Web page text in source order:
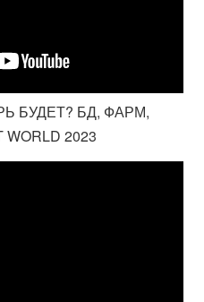
БУДЕТ? БД, ФАРМ,
2023